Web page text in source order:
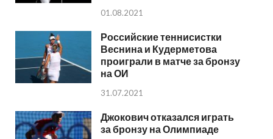
01.08.2021
Российские теннисистки
Веснина и Кудерметова
проиграли в матче за бронзу
на ОИ
31.07.2021
Джокович отказался играть
за бронзу на Олимпиаде